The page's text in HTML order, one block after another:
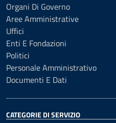
Organi Di Governo
Aree Amministrative
Uffici
Enti E Fondazioni
Politici
Personale Amministrativo
Documenti E Dati
CATEGORIE DI SERVIZIO